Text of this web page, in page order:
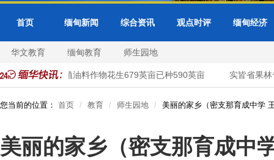
首页 缅甸新闻 综合资讯 观点时评 缅甸经济
华文教育 缅甸教育 师生园地
雨季规划种植油料作物花生679英亩已种590英亩 实皆省果林
您当前的位置： 首页 教育 师生园地 美丽的家乡（密支那育成中学
美丽的家乡（密支那育成中